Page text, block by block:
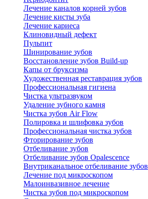
Лечение каналов корней зубов
Лечение кисты зуба
Лечение кариеса
Клиновидный дефект
Пульпит
Шинирование зубов
Восстановление зубов Build-up
Капы от бруксизма
Художественная реставрация зубов
Профессиональная гигиена
Чистка ультразвуком
Удаление зубного камня
Чистка зубов Air Flow
Полировка и шлифовка зубов
Профессиональная чистка зубов
Фторирование зубов
Отбеливание зубов
Отбеливание зубов Opalescence
Внутриканальное отбеливание зубов
Лечение под микроскопом
Малоинвазивное лечение
Чистка зубов под микроскопом